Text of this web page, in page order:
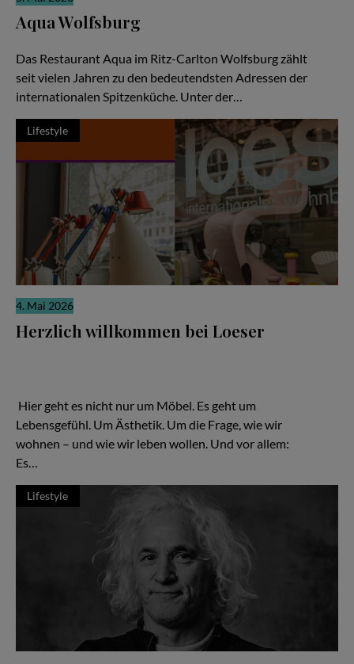
Aqua Wolfsburg
Das Restaurant Aqua im Ritz-Carlton Wolfsburg zählt
seit vielen Jahren zu den bedeutendsten Adressen der
internationalen Spitzenküche. Unter der…
Lifestyle
4. Mai 2026
Herzlich willkommen bei Loeser
Hier geht es nicht nur um Möbel. Es geht um
Lebensgefühl. Um Ästhetik. Um die Frage, wie wir
wohnen – und wie wir leben wollen. Und vor allem:
Es…
Lifestyle